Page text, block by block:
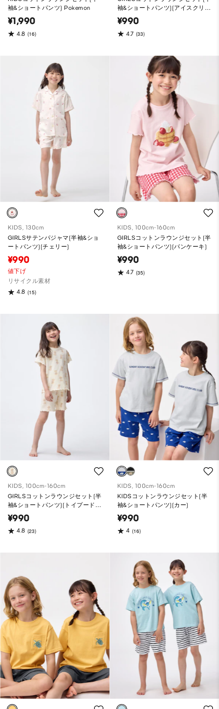
袖&ショートパンツ) Pokemon
¥1,990
4.8 (16)
袖&ショートパンツ)(アイスクリー
ム)
¥990
4.7 (33)
KIDS, 130cm
GIRLSサテンパジャマ(半袖&ショ
ートパンツ)(チェリー)
¥990
値下げ
リサイクル素材
4.8 (15)
KIDS, 100cm-160cm
GIRLSコットンラウンジセット(半
袖&ショートパンツ)(パンケーキ)
¥990
4.7 (35)
KIDS, 100cm-160cm
GIRLSコットンラウンジセット(半
袖&ショートパンツ)(トイプード
ル)
¥990
4.8 (23)
KIDS, 100cm-160cm
KIDSコットンラウンジセット(半
袖&ショートパンツ)(カー)
¥990
4 (16)